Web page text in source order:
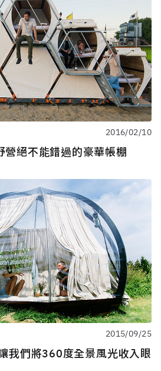
2016/02/10
營絕不能錯過的豪華帳棚
2015/09/25
我們將360度全景風光收入眼